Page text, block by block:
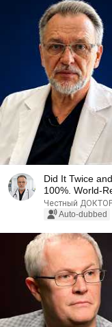
Did It Twice
100%. World-
How to ...
Честный
Auto-dubbed